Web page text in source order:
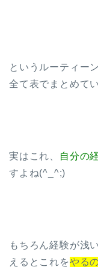
というルーティー
全て表でまとめて
実はこれ、 自分の
すよね(^_^;)
もちろん経験が浅
えるとこれをやる